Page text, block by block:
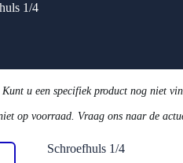
1/4
u een specifiek product nog niet
op voorraad. Vraag ons naar de
Schroefhuls 1/4